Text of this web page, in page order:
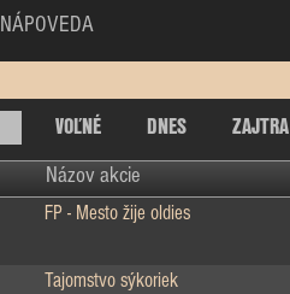
NÁPOVEDA
VOĽNÉ DNES ZAJTRA
Názov akcie
FP - Mesto žije oldies
Tajomstvo sýkoriek